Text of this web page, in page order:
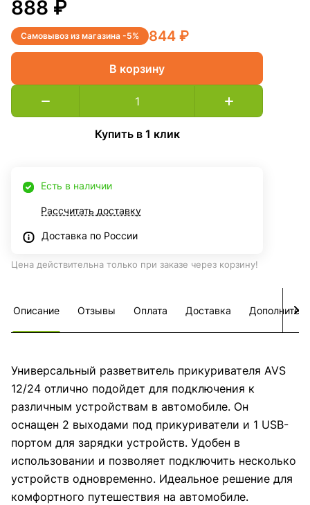
888 ₽
Самовывоз из магазина -5% 844 ₽
В корзину
Купить в 1 клик
Есть в наличии
Рассчитать доставку
Доставка по России
Цена действительна только при заказе через корзину!
Описание Отзывы Оплата Доставка
Универсальный разветвитель прикуривателя AVS
12/24 отлично подойдет для подключения к
различным устройствам в автомобиле. Он
оснащен 2 выходами под прикуриватели и 1 USB-
портом для зарядки устройств. Удобен в
использовании и позволяет подключить несколько
устройств одновременно. Идеальное решение для
комфортного путешествия на автомобиле.